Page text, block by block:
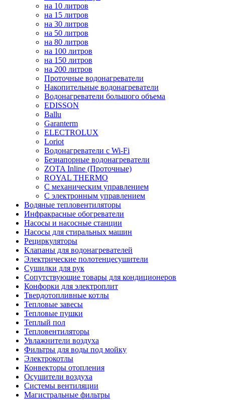
на 10 литров
на 15 литров
на 30 литров
на 50 литров
на 80 литров
на 100 литров
на 150 литров
на 200 литров
Проточные водонагреватели
Накопительные водонагреватели
Водонагреватели большого объема
EDISSON
Ballu
Garanterm
ELECTROLUX
Loriot
Водонагреватели с Wi-Fi
Безнапорные водонагреватели
ZOTA Inline (Проточные)
ROYAL THERMO
С механическим управлением
С электронным управлением
Водяные тепловентиляторы
Инфракрасные обогреватели
Насосы и насосные станции
Насосы для стиральных машин
Рециркуляторы
Клапаны для водонагревателей
Электрические полотенцесушители
Сушилки для рук
Сопутствующие товары для кондиционеров
Конфорки для электроплит
Твердотопливные котлы
Тепловые завесы
Тепловые пушки
Теплый пол
Тепловентиляторы
Увлажнители воздуха
Фильтры для воды под мойку
Электрокотлы
Конвекторы отопления
Осушители воздуха
Системы вентиляции
Магистральные фильтры